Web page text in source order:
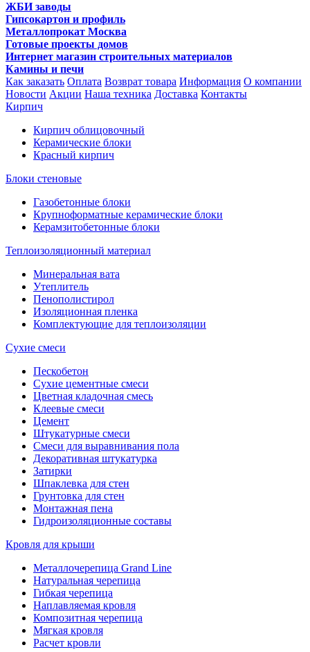
ЖБИ заводы
Гипсокартон и профиль
Металлопрокат Москва
Готовые проекты домов
Интернет магазин строительных материалов
Камины и печи
Как заказать Оплата Возврат товара Информация О компании
Новости Акции Наша техника Доставка Контакты
Кирпич
Кирпич облицовочный
Керамические блоки
Красный кирпич
Блоки стеновые
Газобетонные блоки
Крупноформатные керамические блоки
Керамзитобетонные блоки
Теплоизоляционный материал
Минеральная вата
Утеплитель
Пенополистирол
Изоляционная пленка
Комплектующие для теплоизоляции
Сухие смеси
Пескобетон
Сухие цементные смеси
Цветная кладочная смесь
Клеевые смеси
Цемент
Штукатурные смеси
Смеси для выравнивания пола
Декоративная штукатурка
Затирки
Шпаклевка для стен
Грунтовка для стен
Монтажная пена
Гидроизоляционные составы
Кровля для крыши
Металлочерепица Grand Line
Натуральная черепица
Гибкая черепица
Наплавляемая кровля
Композитная черепица
Мягкая кровля
Расчет кровли